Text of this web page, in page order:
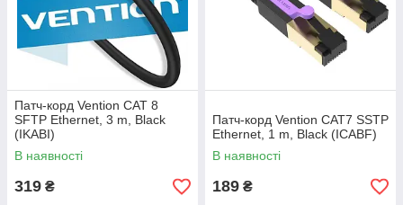
Патч-корд Vention CAT 8
SFTP Ethernet, 3 m, Black
(IKABI)
В наявності
319 ₴
Патч-корд Vention CAT7 SSTP
Ethernet, 1 m, Black (ICABF)
В наявності
189 ₴